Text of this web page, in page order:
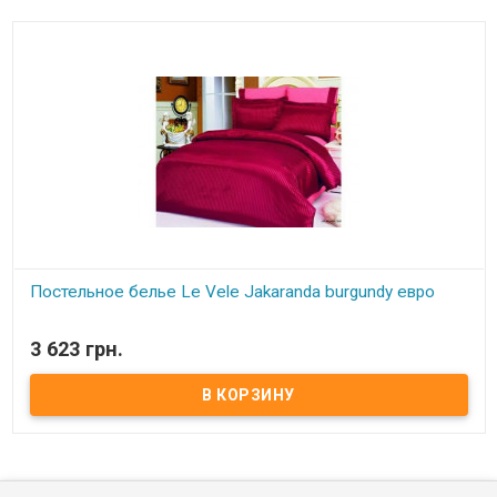
Постельное белье Le Vele Jakaranda burgundy евро
Пододеяльник: 200x220 см (верх - шелк, низ - сатин); Простынь:
240x260 см - сатин; Наволочки(4 шт):50x70 см(2 шт.шелк+2 шт.
Упаковка: подарочная коробка+пакет.
3 623 грн.